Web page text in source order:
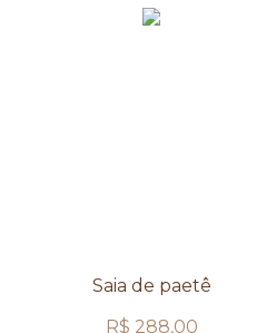
Saia de paetê
R$ 288,00